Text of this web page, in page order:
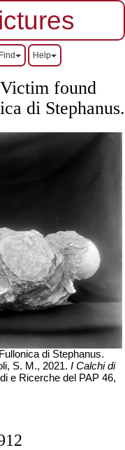
Find Help
found
di Stephanus.
di Stephanus.
S. M., 2021. I Calchi di
e Ricerche del PAP 46,